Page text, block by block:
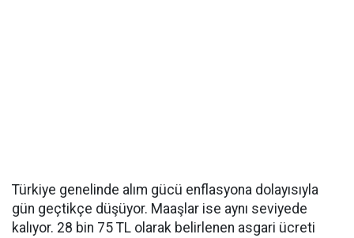
Türkiye genelinde alım gücü enflasyona dolayısıyla
gün geçtikçe düşüyor. Maaşlar ise aynı seviyede
kalıyor. 28 bin 75 TL olarak belirlenen asgari ücreti